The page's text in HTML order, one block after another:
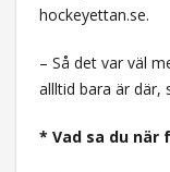
hockeyettan.se.
– Så det var väl
allltid bara är där,
* Vad sa du när